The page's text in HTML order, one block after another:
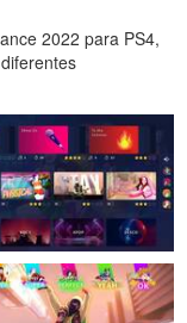
2022 para PS4,